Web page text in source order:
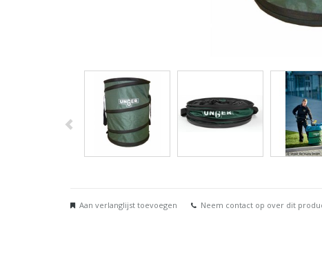
Aan verlanglijst toevoegen Neem contact op over dit